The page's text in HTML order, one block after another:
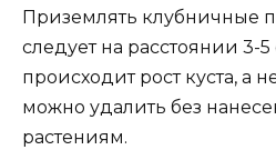
Приземлять клубничные
следует на расстоянии 3-
происходит рост куста, а
можно удалить без
растениям.